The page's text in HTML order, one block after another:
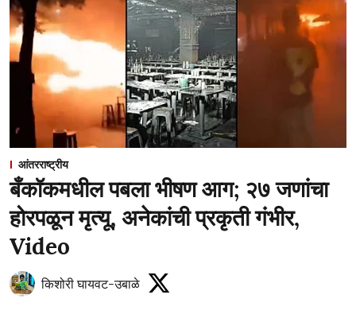
आंतरराष्ट्रीय
बँकॉकमधील पबला भीषण आग; २७ जणांचा
होरपळून मृत्यू, अनेकांची प्रकृती गंभीर,
Video
किशोरी घायवट-उबाळे